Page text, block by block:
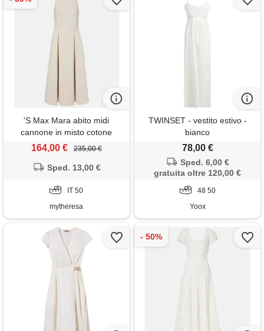
'S Max Mara abito midi
cannone in misto cotone
164,00 € 235,00 €
Sped. 13,00 €
IT 50
mytheresa
TWINSET - vestito estivo -
bianco
78,00 €
Sped. 6,00 €
gratuita oltre 120,00 €
48 50
Yoox